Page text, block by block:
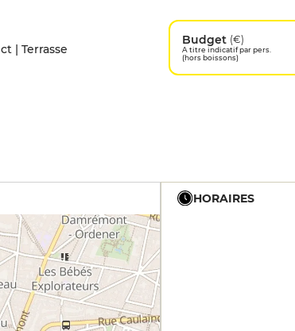
| Terrasse
Budget (€)
A titre indicatif par pers.
(hors boissons)
HORAIRES